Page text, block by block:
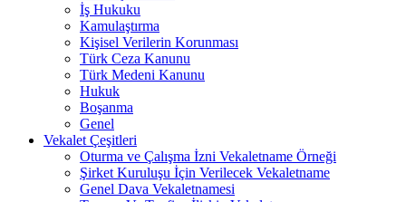
İş Hukuku
Kamulaştırma
Kişisel Verilerin Korunması
Türk Ceza Kanunu
Türk Medeni Kanunu
Hukuk
Boşanma
Genel
Vekalet Çeşitleri
Oturma ve Çalışma İzni Vekaletname Örneği
Şirket Kuruluşu İçin Verilecek Vekaletname
Genel Dava Vekaletnamesi